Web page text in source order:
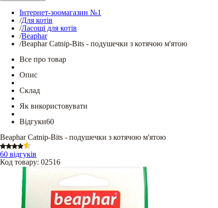
Інтернет-зоомагазин №1
/Для котів
/Ласощі для котів
/Beaphar
/Beaphar Catnip-Bits - подушечки з котячою м'ятою
Все про товар
Опис
Склад
Як використовувати
Відгуки60
Beaphar Catnip-Bits - подушечки з котячою м'ятою
60 відгуків
Код товару: 02516